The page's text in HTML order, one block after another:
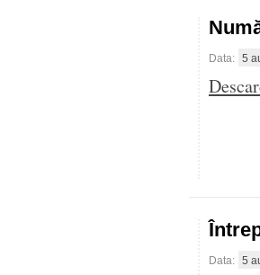
Data: 5
Data: 5